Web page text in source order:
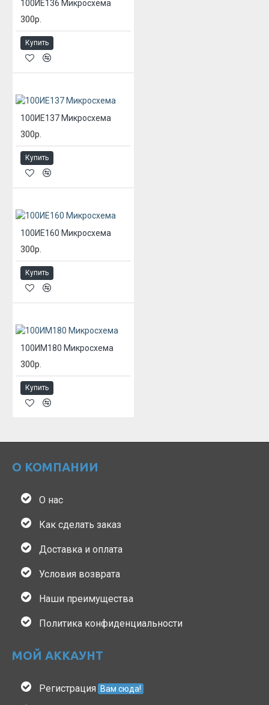
100ИЕ136 Микросхема
300р.
Купить
100ИЕ137 Микросхема
300р.
Купить
100ИЕ160 Микросхема
300р.
Купить
100ИМ180 Микросхема
300р.
Купить
О КОМПАНИИ
О нас
Как сделать заказ
Доставка и оплата
Условия возврата
Наши преимущества
Политика конфиденциальности
МОЙ АККАУНТ
Регистрация Вам сюда!